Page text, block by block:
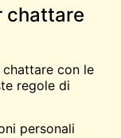
chattare
con le
regole di
personali